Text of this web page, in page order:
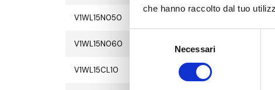
che hanno raccolto dal tuo
Necessari
V1WL15N050
V1WL15N060
V1WL15CL10